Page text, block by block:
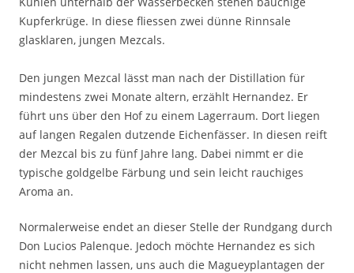
Kupferkrüge. In diese fliessen zwei dünne Rinnsale
glasklaren, jungen Mezcals.
Den jungen Mezcal lässt man nach der Distillation für
mindestens zwei Monate altern, erzählt Hernandez. Er
führt uns über den Hof zu einem Lagerraum. Dort liegen
auf langen Regalen dutzende Eichenfässer. In diesen reift
der Mezcal bis zu fünf Jahre lang. Dabei nimmt er die
typische goldgelbe Färbung und sein leicht rauchiges
Aroma an.
Normalerweise endet an dieser Stelle der Rundgang durch
Don Lucios Palenque. Jedoch möchte Hernandez es sich
nicht nehmen lassen, uns auch die Magueyplantagen der